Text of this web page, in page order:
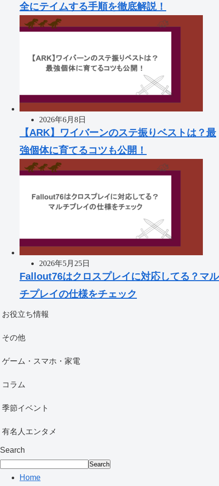
全にテイムする手順を徹底解説！
2026年6月8日
【ARK】ワイバーンのステ振りベストは？最
強個体に育てるコツも公開！
2026年5月25日
Fallout76はクロスプレイに対応してる？マル
チプレイの仕様をチェック
お役立ち情報
その他
ゲーム・スマホ・家電
コラム
季節イベント
有名人エンタメ
Search
Search
Home